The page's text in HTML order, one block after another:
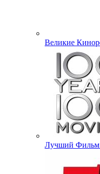
Великие
Лучший Фильм